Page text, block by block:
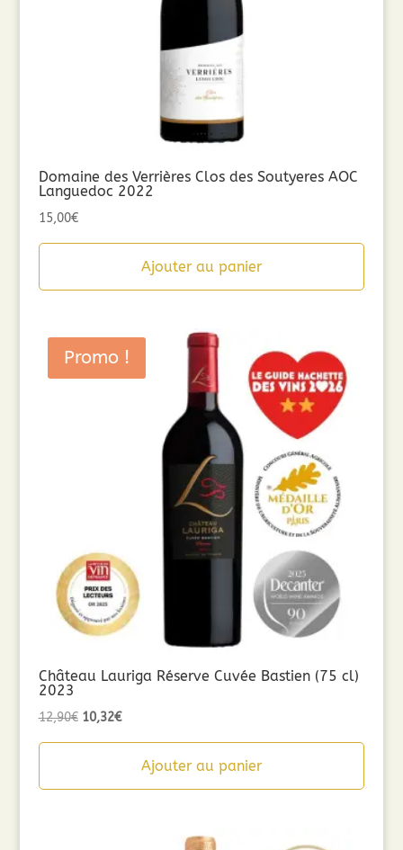
Domaine des Verrières Clos des Soutyeres AOC
Languedoc 2022
15,00€
Ajouter au panier
Promo !
Château Lauriga Réserve Cuvée Bastien (75 cl)
2023
12,90€ Le
10,32€Le
actuelAjouter au panier